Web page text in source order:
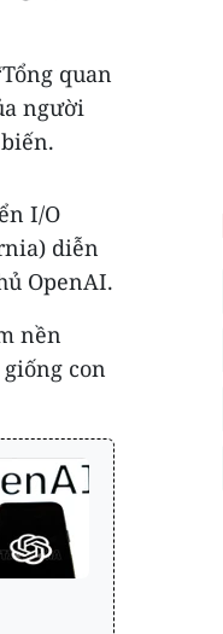
quan
người
I/O
diễn
OpenAI.
nền
con